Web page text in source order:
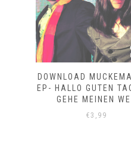
DOWNLOAD
EP- HALLO GUTEN
GEHE MEINEN
€3,99